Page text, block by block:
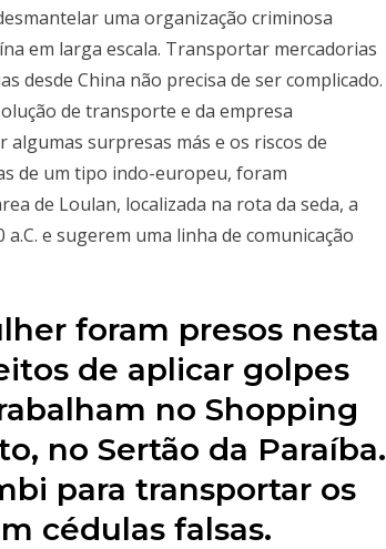
uma organização criminosa
em larga escala. Transportar mercadorias
desde China não precisa de ser complicado.
de transporte e da empresa
surpresas más e os riscos de
de um tipo indo-europeu, foram
de Loulan, localizada na rota da seda, a
e sugerem uma linha de comunicação
foram presos nesta
de aplicar golpes
no Shopping
no Sertão da Paraíba.
para transportar os
cédulas falsas.